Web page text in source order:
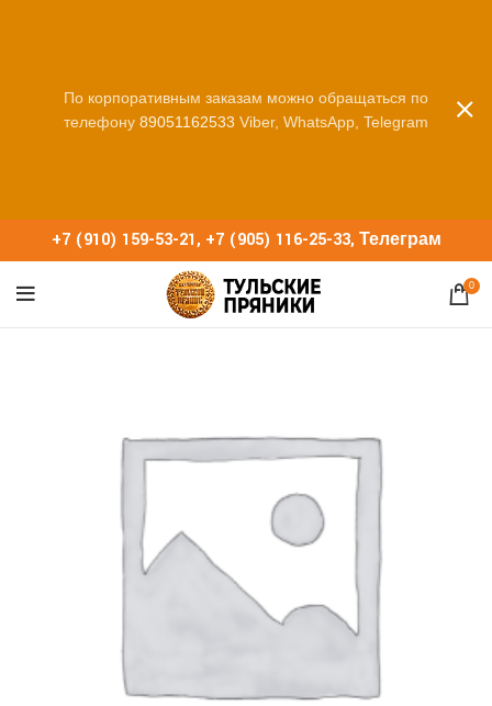
+7 (910) 159-53-21, +7 (905) 116-25-33, Телеграм
0
По корпоративным заказам можно обращаться по
телефону 89051162533 Viber, WhatsApp, Telegram